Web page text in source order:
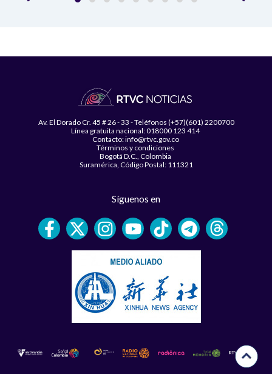
Av. El Dorado Cr. 45 # 26 - 33 - Teléfonos (+57)(601) 2200700
Línea gratuita nacional: 018000 123 414
Contacto: info@rtvc.gov.co
Términos y condiciones
Bogotá D.C., Colombia
Suramérica, Código Postal: 111321
Síguenos en